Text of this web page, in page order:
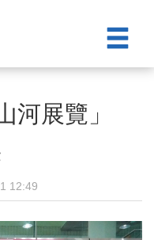
河展覽」
12:49